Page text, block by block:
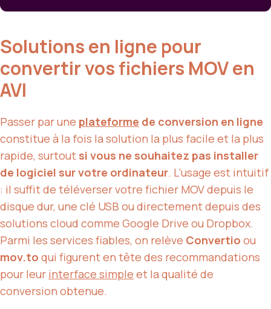
Solutions en ligne pour
convertir vos fichiers MOV en
AVI
Passer par une plateforme de conversion en ligne
constitue à la fois la solution la plus facile et la plus
rapide, surtout si vous ne souhaitez pas installer
de logiciel sur votre ordinateur. L’usage est intuitif
: il suffit de téléverser votre fichier MOV depuis le
disque dur, une clé USB ou directement depuis des
solutions cloud comme Google Drive ou Dropbox.
Parmi les services fiables, on relève Convertio ou
mov.to qui figurent en tête des recommandations
pour leur interface simple et la qualité de
conversion obtenue.